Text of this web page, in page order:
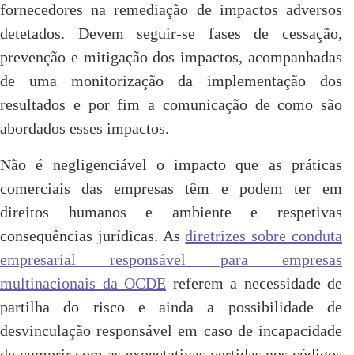
fornecedores na remediação de impactos adversos
detetados. Devem seguir-se fases de cessação,
prevenção e mitigação dos impactos, acompanhadas
de uma monitorização da implementação dos
resultados e por fim a comunicação de como são
abordados esses impactos.
Não é negligenciável o impacto que as práticas
comerciais das empresas têm e podem ter em
direitos humanos e ambiente e respetivas
consequências jurídicas. Asdiretrizes sobre conduta
empresarial responsável para empresas
multinacionais da OCDE referem a necessidade de
partilha do risco e ainda a possibilidade de
desvinculação responsável em caso de incapacidade